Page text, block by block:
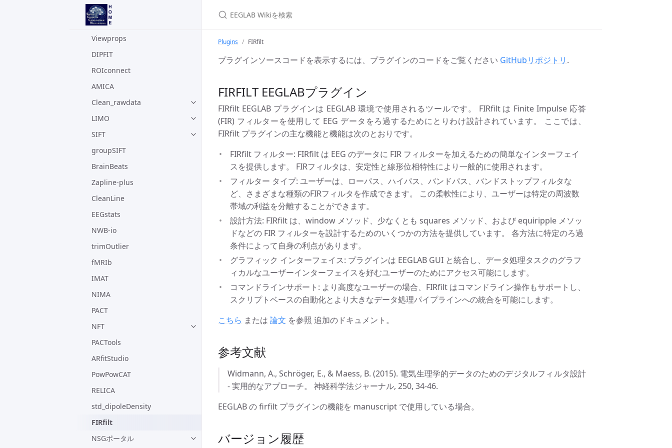
プラグイン
ICLabel
Viewprops
DIPFIT
ROIconnect
AMICA
Clean_rawdata
LIMO
SIFT
groupSIFT
BrainBeats
Zapline-plus
CleanLine
EEGstats
NWB-io
trimOutlier
fMRIb
IMAT
NIMA
PACT
NFT
PACTools
ARfitStudio
PowPowCAT
RELICA
std_dipoleDensity
FIRfilt
NSGポータル
Plugins FIRfilt
プラグインソースコードを表示するには、プラグインのコードをご覧ください GitHubリポジトリ .
FIRFILT EEGLABプラグイン
FIRfilt EEGLAB プラグインは EEGLAB 環境で使用されるツールです。 FIRfilt は Finite Impulse 応答
(FIR) フィルターを使用して EEG データをろ過するためにとりわけ設計されています。 ここでは、
FIRfilt プラグインの主な機能と機能は次のとおりです。
FIRfilt フィルター: FIRfilt は EEG のデータに FIR フィルターを加えるための簡単なインターフェイ
スを提供します。 FIRフィルタは、安定性と線形位相特性により一般的に使用されます。
フィルター タイプ: ユーザーは、ローパス、ハイパス、バンドパス、バンドストップフィルタな
ど、さまざまな種類のFIRフィルタを作成できます。 この柔軟性により、ユーザーは特定の周波数
帯域の利益を分離することができます。
設計方法: FIRfilt は、window メソッド、少なくとも squares メソッド、および equiripple メソッ
ドなどの FIR フィルターを設計するためのいくつかの方法を提供しています。 各方法に特定のろ過
条件によって自身の利点があります。
グラフィック インターフェイス: プラグインは EEGLAB GUI と統合し、データ処理タスクのグラフ
ィカルなユーザーインターフェイスを好むユーザーのためにアクセス可能にします。
コマンドラインサポート: より高度なユーザーの場合、FIRfilt はコマンドライン操作もサポートし、
スクリプトベースの自動化とより大きなデータ処理パイプラインへの統合を可能にします。
こちら または 論文 を参照 追加のドキュメント。
参考文献
Widmann, A., Schröger, E., & Maess, B. (2015). 電気生理学的データのためのデジタルフィルタ設計
- 実用的なアプローチ。 神経科学法ジャーナル, 250, 34-46.
EEGLAB の firfilt プラグインの機能を manuscript で使用している場合。
バージョン履歴